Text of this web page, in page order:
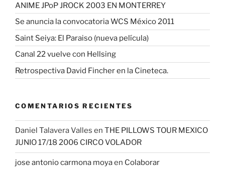
ANIME JPoP JROCK 2003 EN MONTERREY
Se anuncia la convocatoria WCS México 2011
Saint Seiya: El Paraiso (nueva película)
Canal 22 vuelve con Hellsing
Retrospectiva David Fincher en la Cineteca.
COMENTARIOS RECIENTES
Daniel Talavera Valles en THE PILLOWS TOUR MEXICO
JUNIO 17/18 2006 CIRCO VOLADOR
jose antonio carmona moyaen Colaborar